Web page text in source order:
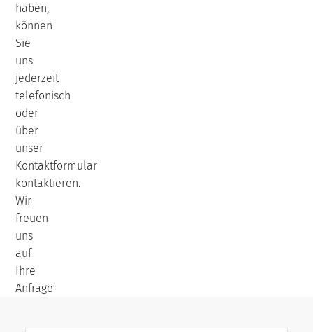
haben,
können
Sie
uns
jederzeit
telefonisch
oder
über
unser
Kontaktformular
kontaktieren.
Wir
freuen
uns
auf
Ihre
Anfrage